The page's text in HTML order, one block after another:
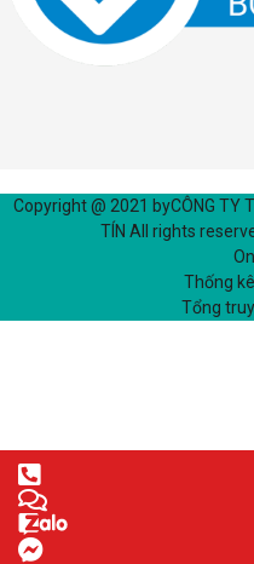
Copyright @ 2021 byCÔNG TY
TÍN All rights
Thống
Tổng